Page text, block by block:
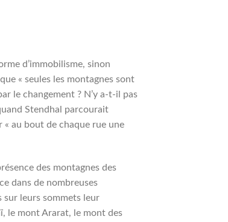
d’immobilisme, sinon
« seules les montagnes sont
le changement ? N’y a-t-il pas
Stendhal parcourait
« au bout de chaque rue une
des montagnes des
dans de nombreuses
leurs sommets leur
le mont Ararat, le mont des